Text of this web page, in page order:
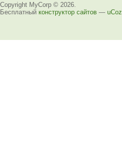
Copyright MyCorp © 2026
Бесплатный конструктор сайтов — uCoz